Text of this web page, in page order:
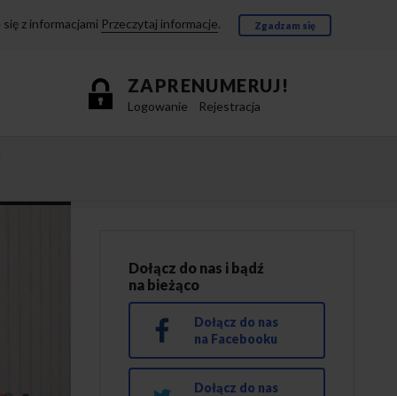
z informacjami Przeczytaj informacje. Zgadzam się
ZAPRENUMERUJ!
Logowanie Rejestracja
Dołącz do nas i bądź
na bieżąco
Dołącz do nas
na Facebooku
Dołącz do nas